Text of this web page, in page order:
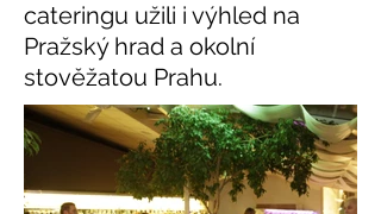
cateringu užili i výhled na
Pražský hrad a okolní
stověžatou Prahu.